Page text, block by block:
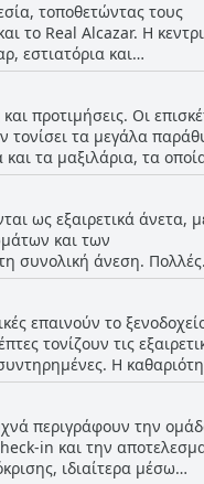
τοποθετώντας τους
το Real Alcazar. Η
εστιατόρια και
και τέλεια
για φαγητό. Τα
και ηχομονωτικά
επίσης μια γραφική
διαμονή, οι
προτιμήσεις. Οι
τονίσει τα μεγάλα
τα μαξιλάρια, τα
περισσότερη
που αισθάνονται
να μειώσει τη
το ISA
των δωματίων
τους κατά
ως εξαιρετικά άνετα,
και των
συνολική άνεση. Πολλές
μια
και μαξιλάρια, οι
επαινούν το
τονίζουν τις
Η
Όχι μόνο τα
περιγράφονται ως
τη
το κάτι παραπάνω για να
περιγράφουν την
in και την
ιδιαίτερα μέσω